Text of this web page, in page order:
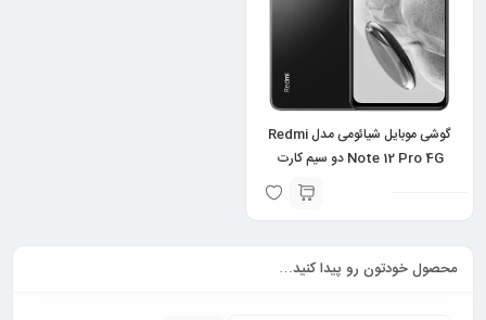
گوشی موبایل شیائومی مدل Redmi
Note 12 Pro 4G دو سیم کارت
محصول خودتون رو پیدا کنید…